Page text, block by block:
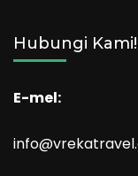
Hubungi Kami!
E-mel: